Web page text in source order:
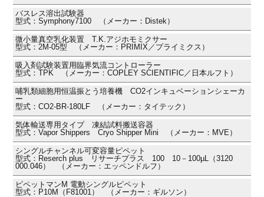
バスレス溶出試験器
型式：Symphony7100 （メーカー：Distek）
微小量真空乳化装置 T.K.アジホモミクサー
型式：2M-05型 （メーカー：PRIMIX／プライミクス）
吸入剤試験装置用臨界気流コントローラー
型式：TPK （メーカー：COPLEY SCIENTIFIC／日本ルフト）
哺乳類細胞用恒温振とう培養機 CO2インキュベーションシェーカ
ー
型式：CO2-BR-180LF （メーカー：タイテック）
気体輸送専用タイプ 凍結試料搬送容器
型式：Vapor Shippers Cryo Shipper Mini （メーカー：MVE）
シングルチャンネル可変容量ピペット
型式：Reserch plus リサーチプラス 100 10－100µL（3120
000.046） （メーカー：エッペンドルフ）
ピペットマンM 電動シングルピペット
型式：P10M（F81001） （メーカー：ギルソン）